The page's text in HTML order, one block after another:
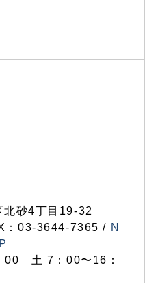
砂4丁目19-32
：03-3644-7365 / N
00 土 7：00〜16：